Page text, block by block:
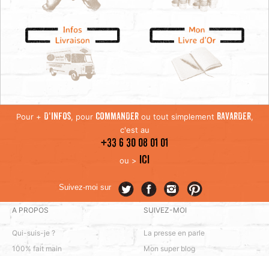
Pour + D'INFOS, pour COMMANDERou tout simplement BAVARDER,
c'est au
+33 6 30 08 01 01
ou > ICI
Suivez-moi sur
A PROPOS
Qui-suis-je ?
100% fait main
SUIVEZ-MOI
La presse en parle
Mon super blog